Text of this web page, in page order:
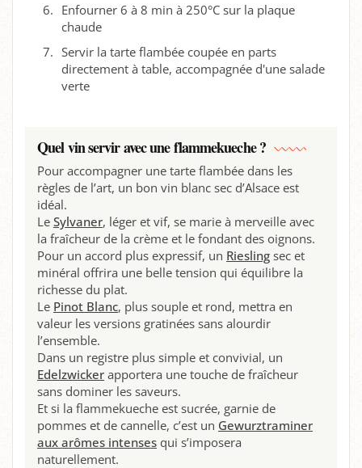
Enfourner 6 à 8 min à 250°C sur la plaque
chaude
Servir la tarte flambée coupée en parts
directement à table, accompagnée d'une salade
verte
Quel vin servir avec une flammekueche ?
Pour accompagner une tarte flambée dans les
règles de l’art, un bon vin blanc sec d’Alsace est
idéal.
Le Sylvaner, léger et vif, se marie à merveille avec
la fraîcheur de la crème et le fondant des oignons.
Pour un accord plus expressif, un Riesling sec et
minéral offrira une belle tension qui équilibre la
richesse du plat.
Le Pinot Blanc, plus souple et rond, mettra en
valeur les versions gratinées sans alourdir
l’ensemble.
Dans un registre plus simple et convivial, un
Edelzwicker apportera une touche de fraîcheur
sans dominer les saveurs.
Et si la flammekueche est sucrée, garnie de
pommes et de cannelle, c’est un Gewurztraminer
aux arômes intenses qui s’imposera
naturellement.